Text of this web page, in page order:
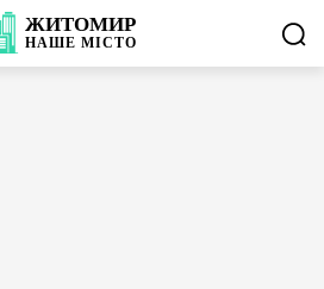
ЖИТОМИР
НАШЕМІСТО